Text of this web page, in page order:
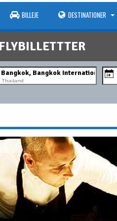
BILLEJE DESTINATIONER
Thailand